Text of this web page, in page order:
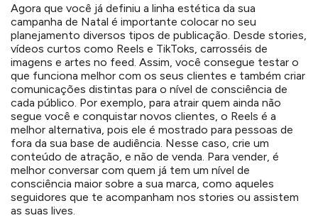
Agora que você já definiu a linha estética da sua
campanha de Natal é importante colocar no seu
planejamento diversos tipos de publicação. Desde stories,
vídeos curtos como Reels e TikToks, carrosséis de
imagens e artes no feed. Assim, você consegue testar o
que funciona melhor com os seus clientes e também criar
comunicações distintas para o nível de consciência de
cada público. Por exemplo, para atrair quem ainda não
segue você e conquistar novos clientes, o Reels é a
melhor alternativa, pois ele é mostrado para pessoas de
fora da sua base de audiência. Nesse caso, crie um
conteúdo de atração, e não de venda. Para vender, é
melhor conversar com quem já tem um nível de
consciência maior sobre a sua marca, como aqueles
seguidores que te acompanham nos stories ou assistem
as suas lives.